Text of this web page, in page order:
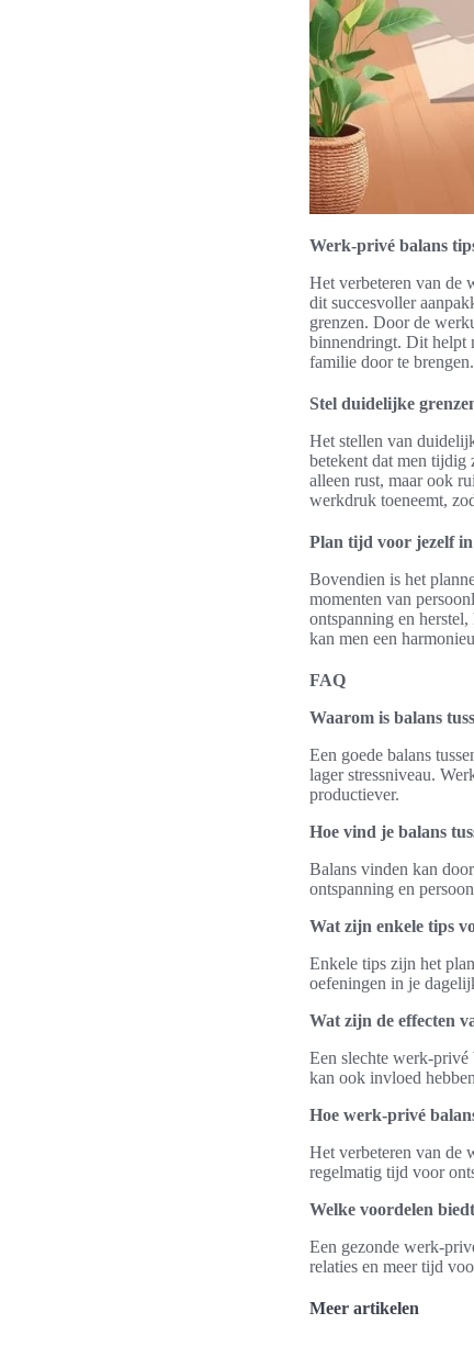
Werk-privé balans
Het verbeteren van de
dit succesvoller
grenzen. Door de
binnendringt. Dit helpt
familie door te brengen.
Stel duidelijke
Het stellen van
betekent dat men tijdig
alleen rust, maar ook
werkdruk toeneemt,
Plan tijd voor jezelf in
Bovendien is het
momenten van
ontspanning en
kan men een
FAQ
Waarom is balans
Een goede balans
lager stressniveau.
productiever.
Hoe vind je balans
Balans vinden kan
ontspanning en
Wat zijn enkele tips
Enkele tips zijn het
oefeningen in je
Wat zijn de effecten
Een slechte werk-privé
kan ook invloed
Hoe werk-privé
Het verbeteren van de
regelmatig tijd voor
Welke voordelen
Een gezonde werk-
relaties en meer tijd
Meer artikelen